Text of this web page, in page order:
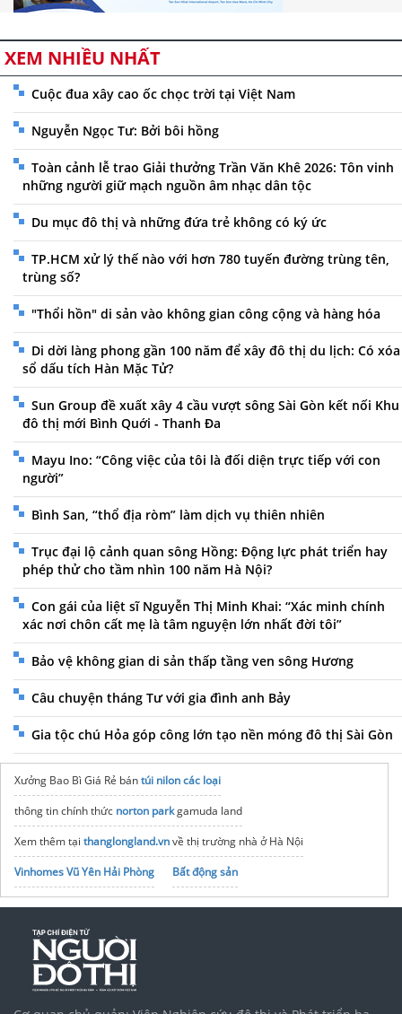
XEM NHIỀU NHẤT
Cuộc đua xây cao ốc chọc trời tại Việt Nam
Nguyễn Ngọc Tư: Bởi bôi hồng
Toàn cảnh lễ trao Giải thưởng Trần Văn Khê 2026: Tôn vinh
những người giữ mạch nguồn âm nhạc dân tộc
Du mục đô thị và những đứa trẻ không có ký ức
TP.HCM xử lý thế nào với hơn 780 tuyến đường trùng tên,
trùng số?
"Thổi hồn" di sản vào không gian công cộng và hàng hóa
Di dời làng phong gần 100 năm để xây đô thị du lịch: Có xóa
sổ dấu tích Hàn Mặc Tử?
Sun Group đề xuất xây 4 cầu vượt sông Sài Gòn kết nối Khu
đô thị mới Bình Quới - Thanh Đa
Mayu Ino: “Công việc của tôi là đối diện trực tiếp với con
người”
Bình San, “thổ địa ròm” làm dịch vụ thiên nhiên
Trục đại lộ cảnh quan sông Hồng: Động lực phát triển hay
phép thử cho tầm nhìn 100 năm Hà Nội?
Con gái của liệt sĩ Nguyễn Thị Minh Khai: “Xác minh chính
xác nơi chôn cất mẹ là tâm nguyện lớn nhất đời tôi”
Bảo vệ không gian di sản thấp tầng ven sông Hương
Câu chuyện tháng Tư với gia đình anh Bảy
Gia tộc chú Hỏa góp công lớn tạo nền móng đô thị Sài Gòn
Xưởng Bao Bì Giá Rẻ bántúi nilon các loại
thông tin chính thức norton parkgamuda land
Xem thêm tại thanglongland.vnvề thị trường nhà ở Hà Nội
Vinhomes Vũ Yên Hải Phòng
Bất động sản
Vinhomes Saigon Park
MuaNhựa công nghiệpTPHCM
noxh K Home Avenue Nhơn Trạch